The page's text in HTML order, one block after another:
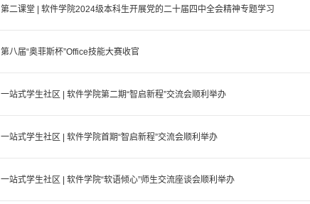
第二课堂 | 软件学院2024级本科生开展党的二十届四中全会精神专题学习
第八届“奥菲斯杯”Office技能大赛收官
一站式学生社区 | 软件学院第二期“智启新程”交流会顺利举办
一站式学生社区 | 软件学院首期“智启新程”交流会顺利举办
一站式学生社区 | 软件学院“软语倾心”师生交流座谈会顺利举办